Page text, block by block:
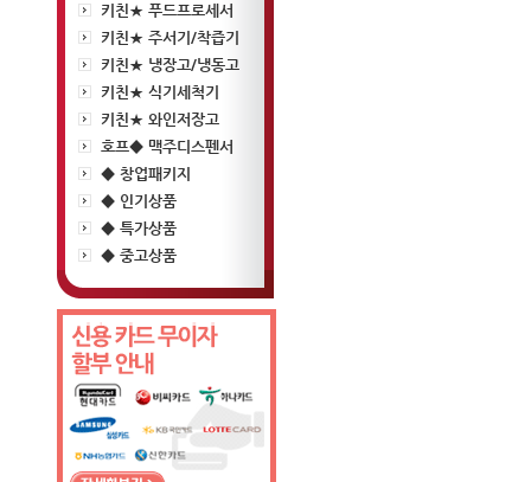
키친★ 푸드프로세서
키친★ 주서기/착즙기
키친★ 냉장고/냉동고
키친★ 식기세척기
키친★ 와인저장고
호프◆ 맥주디스펜서
◆ 창업패키지
◆ 인기상품
◆ 특가상품
◆ 중고상품